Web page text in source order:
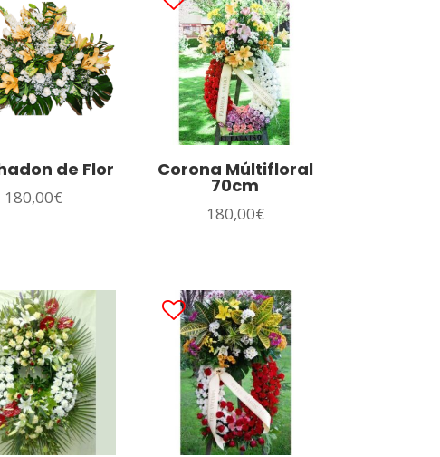
de Flor
180,00€
Corona Múltifloral
70cm
180,00€